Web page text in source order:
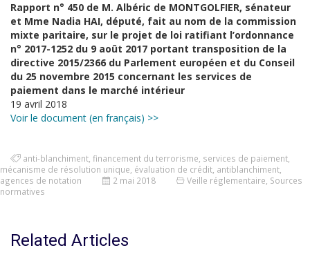
Rapport n° 450 de M. Albéric de MONTGOLFIER, sénateur
et Mme Nadia HAI, député, fait au nom de la commission
mixte paritaire, sur le projet de loi ratifiant l’ordonnance
n° 2017-1252 du 9 août 2017 portant transposition de la
directive 2015/2366 du Parlement européen et du Conseil
du 25 novembre 2015 concernant les services de
paiement dans le marché intérieur
19 avril 2018
Voir le document (en français) >>
anti-blanchiment financement du terrorisme services de paiement
mécanisme de résolution unique évaluation de crédit antiblanchiment
agences de notation
2 mai 2018 Veille réglementaire Sources
normatives
Related Articles